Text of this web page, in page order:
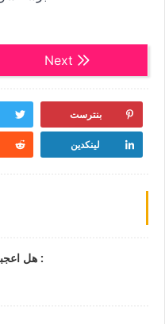
Next
بنترست
لينكدين
هل اعجبك الموضوع :